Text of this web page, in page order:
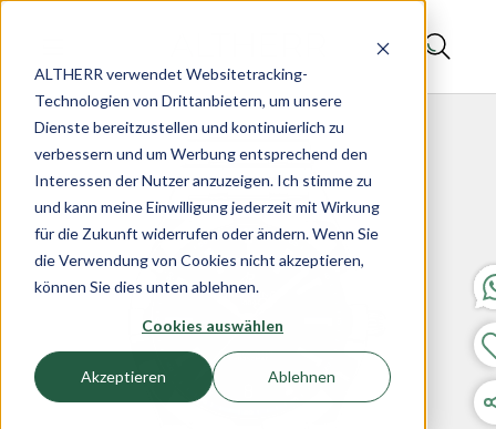
ALTHERR verwendet Websitetracking-
Technologien von Drittanbietern, um unsere
Dienste bereitzustellen und kontinuierlich zu
verbessern und um Werbung entsprechend den
Interessen der Nutzer anzuzeigen. Ich stimme zu
und kann meine Einwilligung jederzeit mit Wirkung
für die Zukunft widerrufen oder ändern. Wenn Sie
die Verwendung von Cookies nicht akzeptieren,
können Sie dies unten ablehnen.
Cookies auswählen
Akzeptieren Ablehnen